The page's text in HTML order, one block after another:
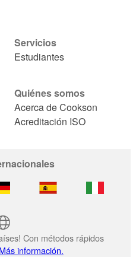
Servicios
Estudiantes
Quiénes somos
Acerca de Cookson
Acreditación ISO
Con métodos rápidos
Más información.